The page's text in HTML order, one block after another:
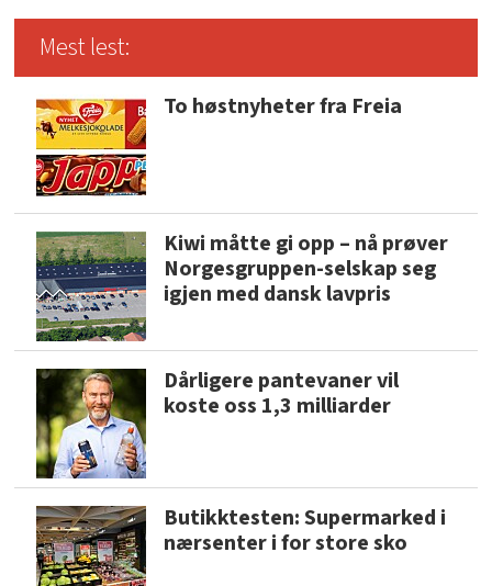
Mest lest:
To høstnyheter fra Freia
Kiwi måtte gi opp – nå prøver
Norgesgruppen-selskap seg
igjen med dansk lavpris
Dårligere pantevaner vil
koste oss 1,3 milliarder
Butikktesten: Supermarked i
nærsenter i for store sko